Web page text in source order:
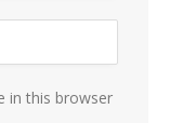
in this browser